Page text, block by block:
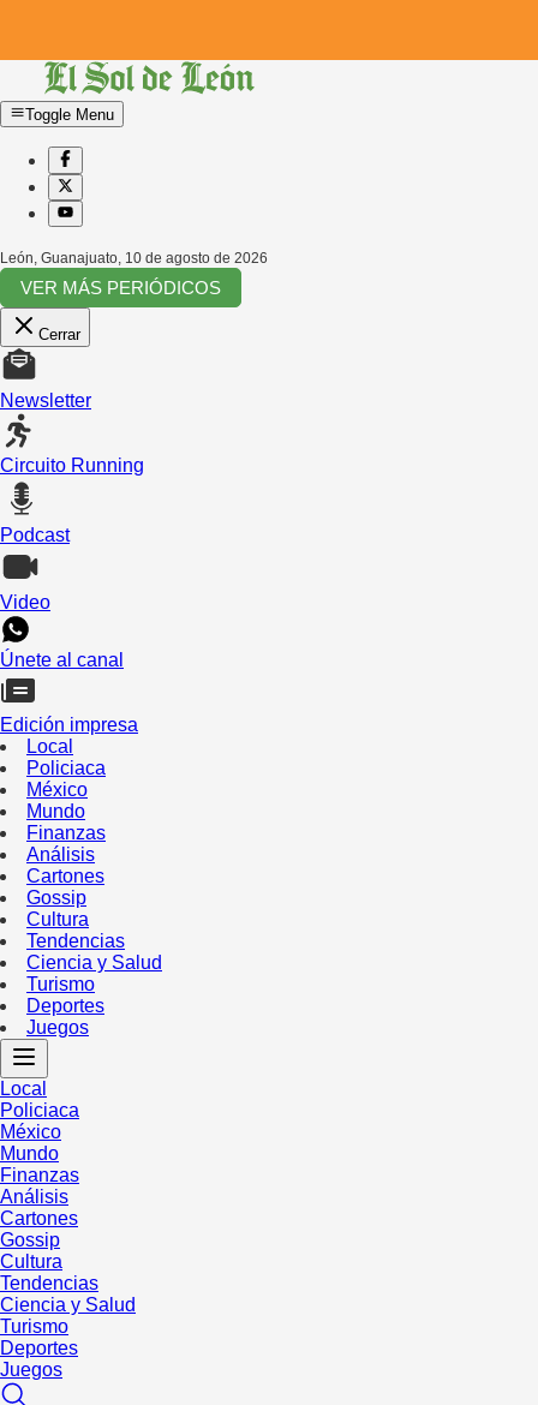
Toggle Menu
León, Guanajuato, 10 de agosto de 2026
VER MÁS PERIÓDICOS
Cerrar
Newsletter
Circuito Running
Podcast
Video
Únete al canal
Edición impresa
Local
Policiaca
México
Mundo
Finanzas
Análisis
Cartones
Gossip
Cultura
Tendencias
Ciencia y Salud
Turismo
Deportes
Juegos
Local
Policiaca
México
Mundo
Finanzas
Análisis
Cartones
Gossip
Cultura
Tendencias
Ciencia y Salud
Turismo
Deportes
Juegos